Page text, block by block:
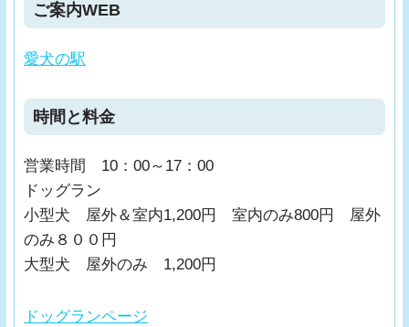
ご案内WEB
愛犬の駅
時間と料金
営業時間 10：00～17：00
ドッグラン
小型犬 屋外＆室内1,200円 室内のみ800円 屋外
のみ８００円
大型犬 屋外のみ 1,200円
ドッグランページ